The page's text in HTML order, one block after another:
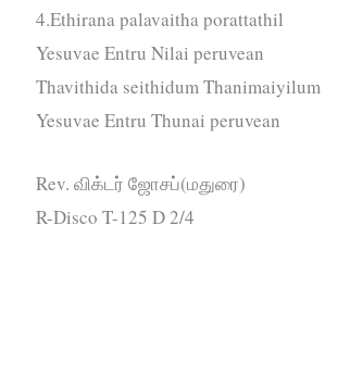
4.Ethirana palavaitha porattathil
Yesuvae Entru Nilai peruvean
Thavithida seithidum Thanimaiyilum
Yesuvae Entru Thunai peruvean
Rev. விக்டர் ஜோசப்(மதுரை)
R-Disco T-125 D 2/4